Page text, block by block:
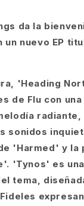
da la
un nuevo EP
'Heading
de Flu con
sonidos
'Harmed' y la
'Tynos' es
tema,